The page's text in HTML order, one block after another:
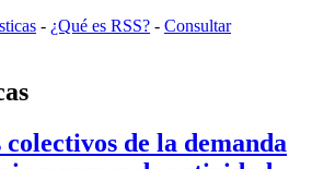
- ¿Qué es RSS? - Consultar
de la demanda